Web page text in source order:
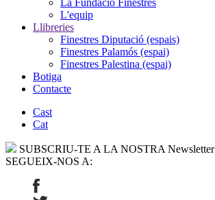
La Fundació Finestres
L'equip
Llibreries
Finestres Diputació (espais)
Finestres Palamós (espai)
Finestres Palestina (espai)
Botiga
Contacte
Cast
Cat
SUBSCRIU-TE A LA NOSTRA Newsletter
SEGUEIX-NOS A: